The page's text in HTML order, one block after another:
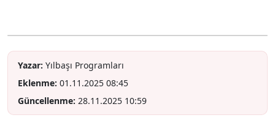
Yazar: Yılbaşı Programları
Eklenme: 01.11.2025 08:45
Güncellenme: 28.11.2025 10:59